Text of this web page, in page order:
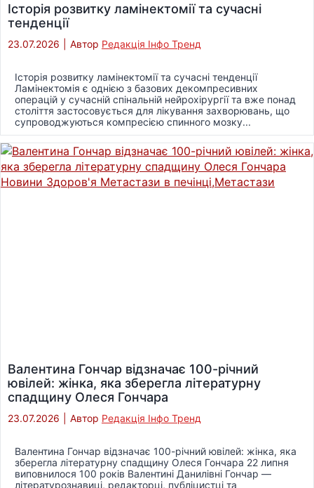
Історія розвитку ламінектомії та сучасні
тенденції
23.07.2026 Автор Редакція Інфо Тренд
Історія розвитку ламінектомії та сучасні тенденції
Ламінектомія є однією з базових декомпресивних
операцій у сучасній спінальній нейрохірургії та вже понад
століття застосовується для лікування захворювань, що
супроводжуються компресією спинного мозку...
Валентина Гончар відзначає 100-річний
ювілей: жінка, яка зберегла літературну
спадщину Олеся Гончара
23.07.2026 Автор Редакція Інфо Тренд
Валентина Гончар відзначає 100-річний ювілей: жінка, яка
зберегла літературну спадщину Олеся Гончара 22 липня
виповнилося 100 років Валентині Данилівні Гончар —
літературознавиці, редакторці, публіцистці та